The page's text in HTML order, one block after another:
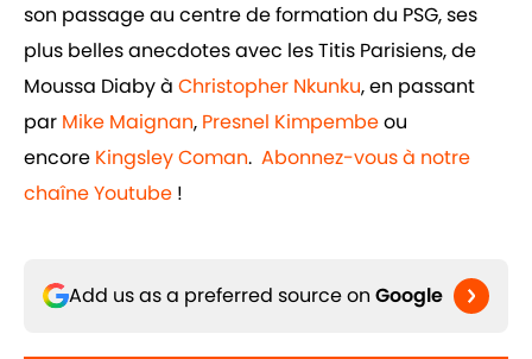
son passage au centre de formation du PSG, ses
plus belles anecdotes avec les Titis Parisiens, de
Moussa Diaby à Christopher Nkunku, en passant
par Mike Maignan, Presnel Kimpembeou
encore Kingsley Coman. Abonnez-vous à notre
chaîne Youtube !
Add us as a preferred source on Google